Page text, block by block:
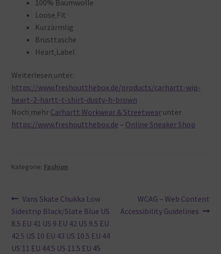
100% Baumwolle
Loose Fit
Kurzärmlig
Brusttasche
Heart Label
Weiterlesen unter:
https://www.freshoutthebox.de/products/carhartt-wip-
heart-2-hartt-t-shirt-dusty-h-brown
Noch mehr Carhartt Workwear & Streetwearunter
https://www.freshoutthebox.de – Online Sneaker Shop
Kategorie: Fashion
Beitragsnavigation
Vorheriger
Beitrag:
Vans Skate Chukka Low
Sidestrip Black/Slate Blue US
8.5 EU 41 US 9 EU 42 US 9.5 EU
42.5 US 10 EU 43 US 10.5 EU 44
US 11 EU 44.5 US 11.5 EU 45
Nächster
Beitrag:
WCAG – Web Content
Accessibility Guidelines